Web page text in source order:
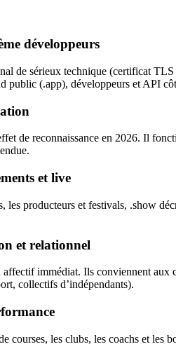
développeurs
de sérieux technique (certificat
public (.app), développeurs et API
de reconnaissance en 2026. Il
et live
les producteurs et festivals, .show
et relationnel
immédiat. Ils conviennent aux
collectifs d’indépendants).
courses, les clubs, les coachs et les